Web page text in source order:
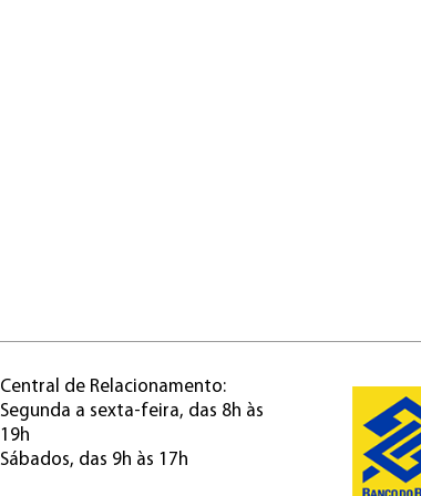
Central de Relacionamento:
Segunda a sexta-feira, das 8h às
19h
Sábados, das 9h às 17h